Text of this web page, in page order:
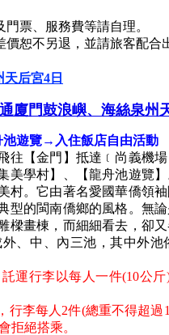
票、服務費等請自理。
恕不另退，並請旅客配合
后宮4日
廈門鼓浪嶼、海絲泉州
遊覽→入住飯店自由活動
往【金門】抵達﹝尚義機
美學村】、【龍舟池遊覽
。它由著名愛國華僑領袖
型的閩南僑鄉的風格。無
樑畫棟，而細細看去，卻
、中、內三池，其中外
運行李以每人一件(10公
李每人2件(總重不得超過
拒絕搭乘。